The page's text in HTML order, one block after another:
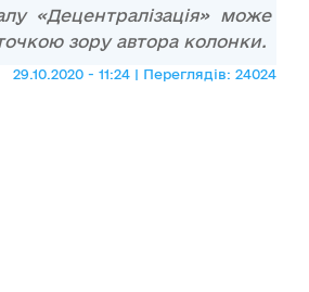
«Децентралізація» може
зору автора колонки.
29.10.2020 - 11:24 | Переглядів: 24024